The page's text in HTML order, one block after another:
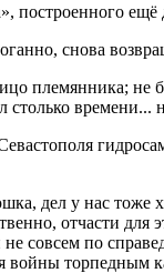
построенного ещё
снова
племянника;
времени...
дел у нас тоже
отчасти для
совсем по
торпедным